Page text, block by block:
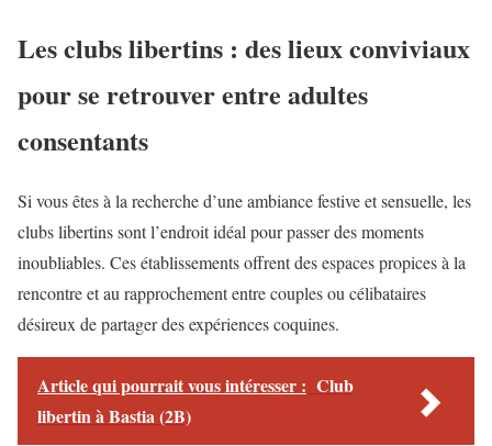
Les clubs libertins : des lieux conviviaux
pour se retrouver entre adultes
consentants
Si vous êtes à la recherche d’une ambiance festive et sensuelle, les
clubs libertins sont l’endroit idéal pour passer des moments
inoubliables. Ces établissements offrent des espaces propices à la
rencontre et au rapprochement entre couples ou célibataires
désireux de partager des expériences coquines.
Article qui pourrait vous intéresser : Club
libertin à Bastia (2B)